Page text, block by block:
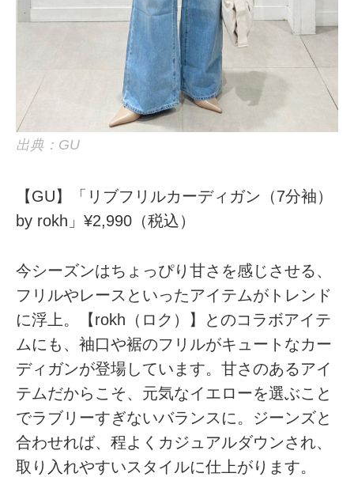
出典：GU
【GU】「リブフリルカーディガン（7分袖）
by rokh」¥2,990（税込）
今シーズンはちょっぴり甘さを感じさせる、
フリルやレースといったアイテムがトレンド
に浮上。【rokh（ロク）】とのコラボアイテ
ムにも、袖口や裾のフリルがキュートなカー
ディガンが登場しています。甘さのあるアイ
テムだからこそ、元気なイエローを選ぶこと
でラブリーすぎないバランスに。ジーンズと
合わせれば、程よくカジュアルダウンされ、
取り入れやすいスタイルに仕上がります。